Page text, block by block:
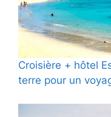
Croisière + hôtel
terre pour un